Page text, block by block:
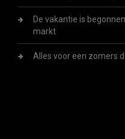
De vakantie is
markt
Alles voor een zomers